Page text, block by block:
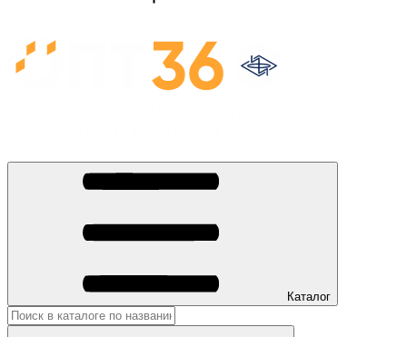
Каталог